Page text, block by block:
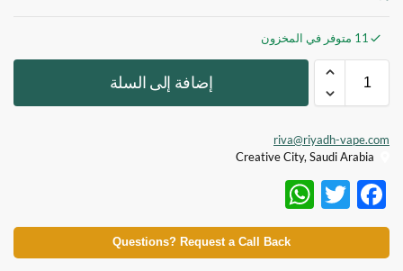
11 متوفر في المخزون
إضافة إلى السلة
riva@riyadh-vape.com
F
ac
e
T
w
itt
h
at
Questions? Request a Call Back